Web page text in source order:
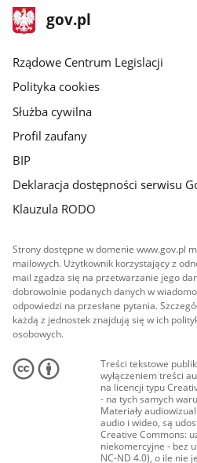
stopka
gov.plStrona
gov.pl
Rządowe Centrum Legislacji
Polityka cookies
Służba cywilna
Profil zaufany
BIP
Deklaracja dostępności serwisu
Klauzula RODO
Strony dostępne w domenie www.gov.pl
mailowych. Użytkownik korzystający z
mail zgadza się na przetwarzanie jego
dobrowolnie podanych danych w
odpowiedzi na przesłane pytania.
każdą z jednostek znajdują się w ich
osobowych.
Treści tekstowe
wyłączeniem treści
na licencji typu
- na tych samych
Materiały
audio i wideo, są
Creative Commons:
niekomercyjne - bez
NC-ND 4.0), o ile nie